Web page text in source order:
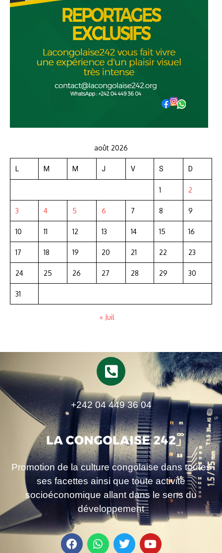
août 2026
L M M J V S D
1 2
3 4 5 6 7 8 9
10 11 12 13 14 15 16
17 18 19 20 21 22 23
24 25 26 27 28 29 30
31
« Juil
+242 04 449 36 04
Promotion de la culture congolaise dans toutes
ses facettes ainsi que toute activité
socioéconomique allant dans le sens du
développement